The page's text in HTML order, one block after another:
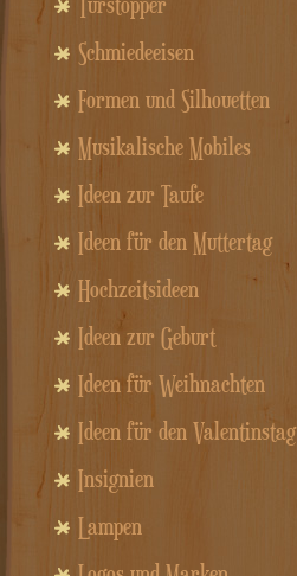
Schmiedeeisen
Formen und Silhouetten
Musikalische Mobiles
Ideen zur Taufe
Ideen für den Muttertag
Hochzeitsideen
Ideen zur Geburt
Ideen für Weihnachten
Ideen für den Valentinstag
Insignien
Lampen